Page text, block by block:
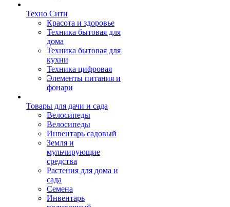
Техно Сити
Красота и здоровье
Техника бытовая для
дома
Техника бытовая для
кухни
Техника цифровая
Элементы питания и
фонари
Товары для дачи и сада
Велосипеды
Велосипеды
Инвентарь садовый
Земля и
мульчирующие
средства
Растения для дома и
сада
Семена
Инвентарь